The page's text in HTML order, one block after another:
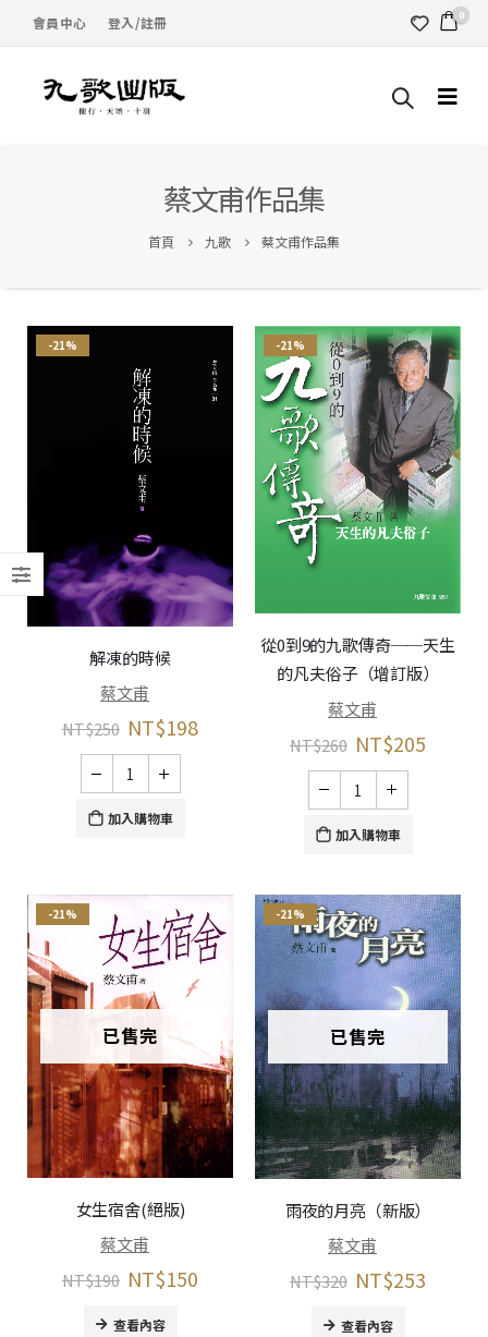
會員中心 登入/註冊 0
蔡文甫作品集
首頁 九歌 蔡文甫作品集
-21%
解凍的時候
蔡文甫
NT$250 NT$198
加入購物車
-21%
從0到9的九歌傳奇──天生
的凡夫俗子（增訂版）
蔡文甫
NT$260 NT$205
加入購物車
-21%
已售完
女生宿舍(絕版)
蔡文甫
NT$190 NT$150
查看內容
-21%
已售完
雨夜的月亮（新版）
蔡文甫
NT$320 NT$253
查看內容